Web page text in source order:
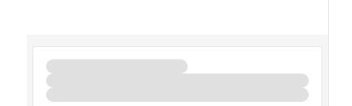
Calendario de